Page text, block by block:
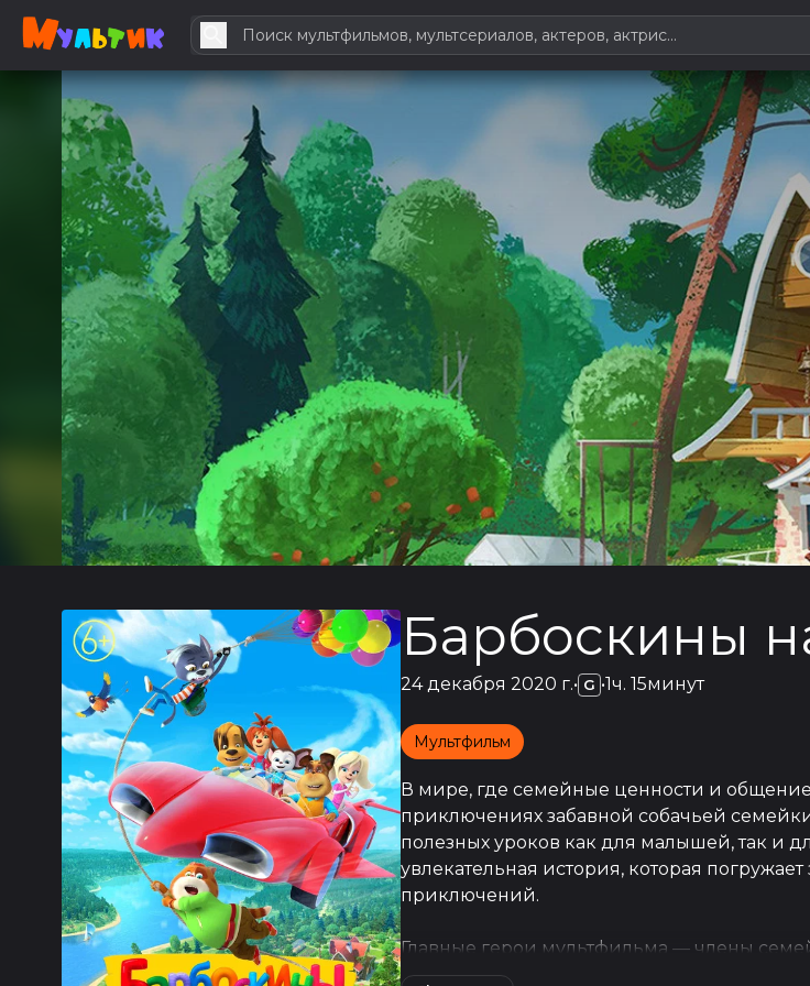
Барбоскины
24 декабря 2020 г.• G •1ч. 15минут
Мультфильм
В мире, где семейные ценности и общение
приключениях забавной собачьей
полезных уроков как для малышей, так и
увлекательная история, которая
приключений.
Главные герои мультфильма — члены
неповторимым характером и